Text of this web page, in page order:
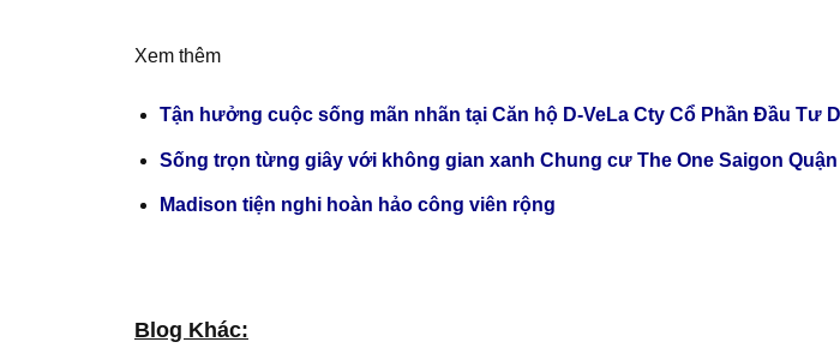
Xem thêm
Tận hưởng cuộc sống mãn nhãn tại Căn hộ D-VeLa Cty Cổ Phần Đầu Tư
Sống trọn từng giây với không gian xanh Chung cư The One Saigon Quận
Madison tiện nghi hoàn hảo công viên rộng
Blog Khác: